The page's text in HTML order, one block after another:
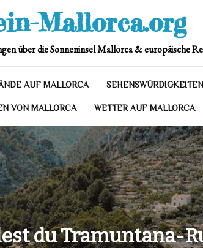
Mallorca.org
über die Sonneninsel Mallorca & europäische
AUF MALLORCA
VON MALLORCA WETTER AUF MALLORCA
du Tramuntana-